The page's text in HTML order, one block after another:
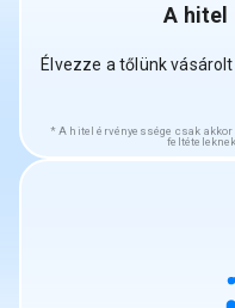
A hitel
Élvezze a tőlünk
A hitel érvényessége csak akkor